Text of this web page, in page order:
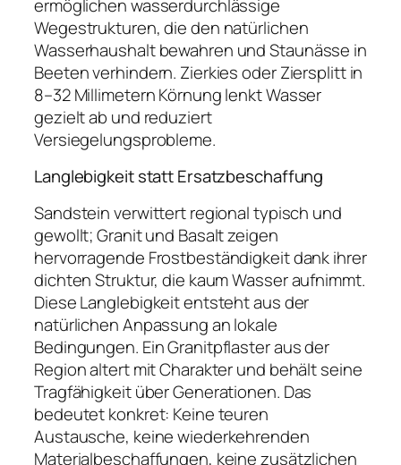
ermöglichen wasserdurchlässige
Wegestrukturen, die den natürlichen
Wasserhaushalt bewahren und Staunässe in
Beeten verhindern. Zierkies oder Ziersplitt in
8–32 Millimetern Körnung lenkt Wasser
gezielt ab und reduziert
Versiegelungsprobleme.
Langlebigkeit statt Ersatzbeschaffung
Sandstein verwittert regional typisch und
gewollt; Granit und Basalt zeigen
hervorragende Frostbeständigkeit dank ihrer
dichten Struktur, die kaum Wasser aufnimmt.
Diese Langlebigkeit entsteht aus der
natürlichen Anpassung an lokale
Bedingungen. Ein Granitpflaster aus der
Region altert mit Charakter und behält seine
Tragfähigkeit über Generationen. Das
bedeutet konkret: Keine teuren
Austausche, keine wiederkehrenden
Materialbeschaffungen, keine zusätzlichen